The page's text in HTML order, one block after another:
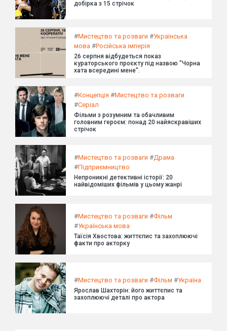
добірка з 15 стрічок
#Мистецтво та розваги #Українська
мова #Російська імперія
26 серпня відбудеться показ
кураторського проєкту під назвою "Чорна
хата всередині мене".
#Концепція #Мистецтво та розваги
#Серіал
Фільми з розумним та обачливим
головним героєм: понад 20 найяскравіших
стрічок
#Мистецтво та розваги #Драма
#Підприємництво
Непроникні детективні історії: 20
найвідоміших фільмів у цьому жанрі
#Мистецтво та розваги #Фільм
#Українська мова
Таїсія Хвостова: життєпис та захоплюючі
факти про акторку
#Мистецтво та розваги #Фільм #Україна
Ярослав Шахторін: його життєпис та
захоплюючі деталі про актора